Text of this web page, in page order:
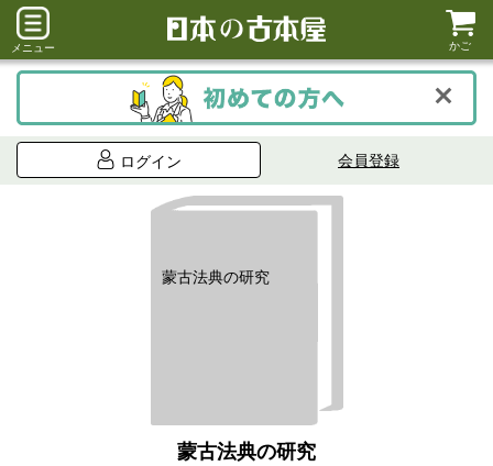
メニュー かご
ログイン 会員登録
蒙古法典の研究
蒙古法典の研究